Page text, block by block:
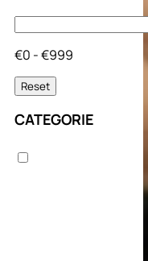
€0 - €999
Reset
CATEGORIE